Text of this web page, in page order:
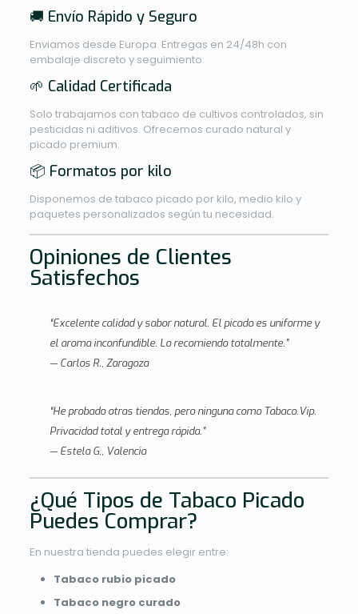
🚚 Envío Rápido y Seguro
Enviamos desde Europa. Entregas en 24/48h con
embalaje discreto y seguimiento.
🌱 Calidad Certificada
Solo trabajamos con tabaco de cultivos controlados, sin
pesticidas ni aditivos. Ofrecemos curado natural y
picado premium.
📦 Formatos por kilo
Disponemos de tabaco picado por kilo, medio kilo y
paquetes personalizados según tu necesidad.
Opiniones de Clientes
Satisfechos
“Excelente calidad y sabor natural. El picado es uniforme y
el aroma inconfundible. Lo recomiendo totalmente.”
— Carlos R., Zaragoza
“He probado otras tiendas, pero ninguna como Tabaco.Vip.
Privacidad total y entrega rápida.”
— Estela G., Valencia
¿Qué Tipos de Tabaco Picado
Puedes Comprar?
En nuestra tienda puedes elegir entre:
Tabaco rubio picado
Tabaco negro curado